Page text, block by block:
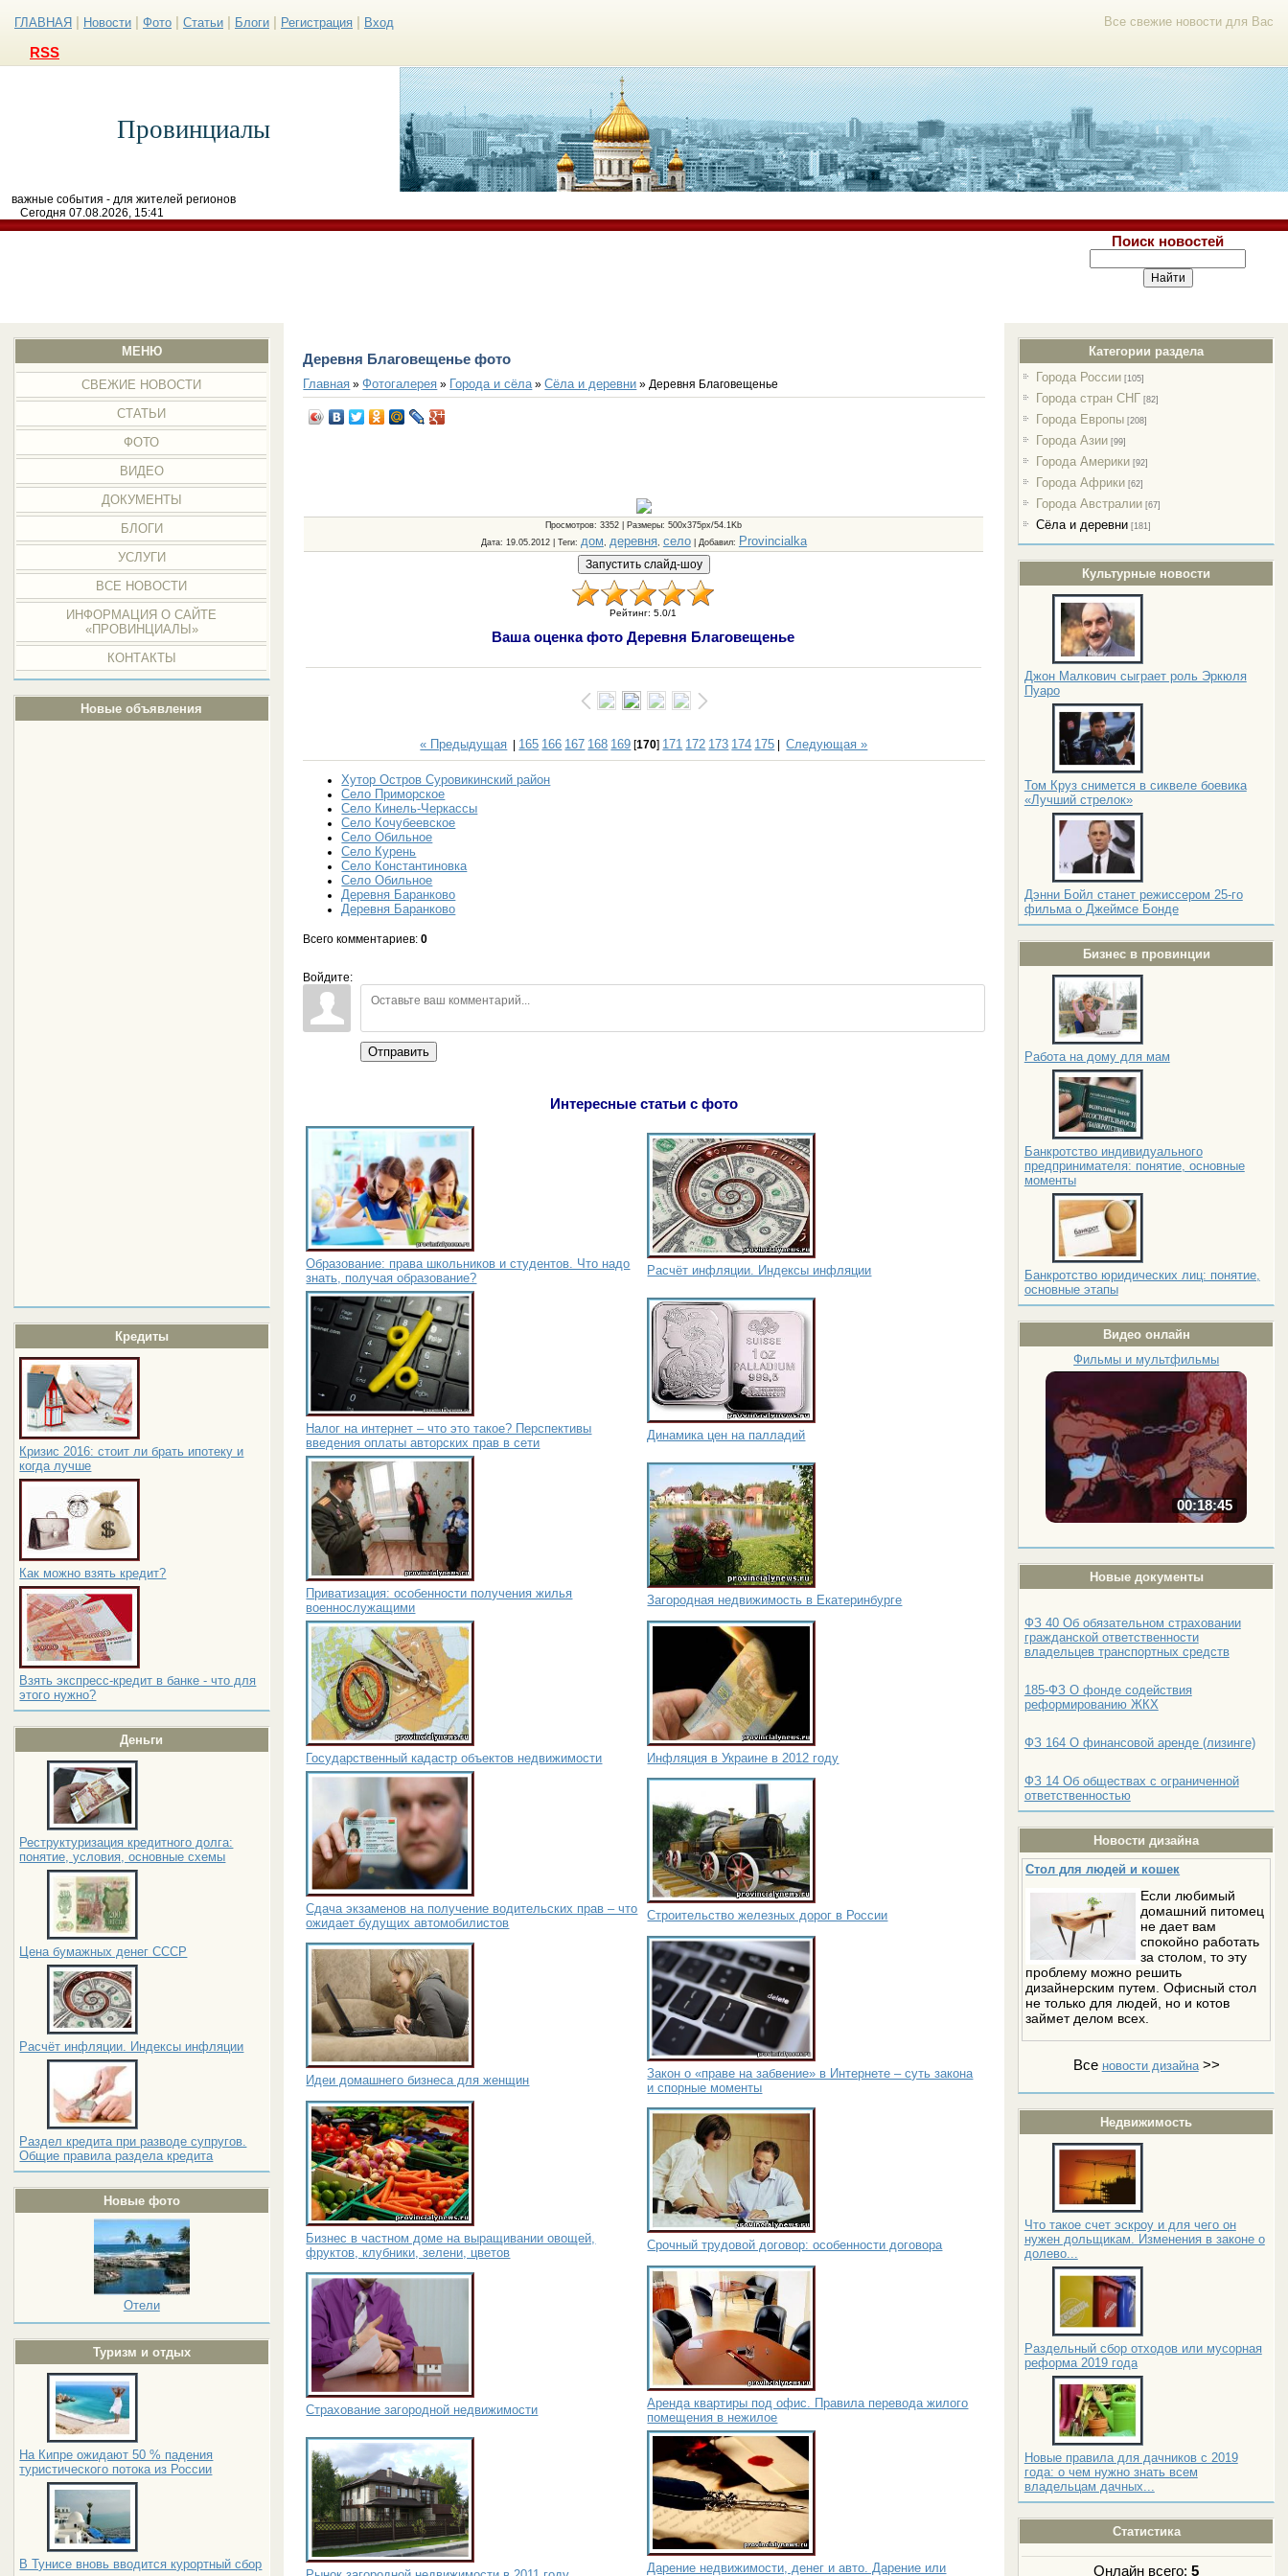
Все свежие новости для Вас
ГЛАВНАЯ Новости Фото Статьи Блоги Регистрация Вход
RSS
Провинциалы
важные события - для жителей регионов
Сегодня 07.08.2026, 15:41
Поиск новостей
МЕНЮ
СВЕЖИЕ НОВОСТИ
СТАТЬИ
ФОТО
ВИДЕО
ДОКУМЕНТЫ
БЛОГИ
УСЛУГИ
ВСЕ НОВОСТИ
ИНФОРМАЦИЯ О САЙТЕ
«ПРОВИНЦИАЛЫ»
КОНТАКТЫ
Новые объявления
Кредиты
Кризис 2016: стоит ли брать ипотеку и
когда лучше
Как можно взять кредит?
Взять экспресс-кредит в банке - что для
этого нужно?
Деньги
Реструктуризация кредитного долга:
понятие, условия, основные схемы
Цена бумажных денег СССР
Расчёт инфляции. Индексы инфляции
Раздел кредита при разводе супругов.
Общие правила раздела кредита
Новые фото
Отели
Туризм и отдых
На Кипре ожидают 50 % падения
туристического потока из России
В Тунисе вновь вводится курортный сбор
Категории раздела
Города России [105]
Города стран СНГ [82]
Города Европы [208]
Города Азии [99]
Города Америки [92]
Города Африки [62]
Города Австралии [67]
Сёла и деревни [181]
Культурные новости
Джон Малкович сыграет роль Эркюля
Пуаро
Том Круз снимется в сиквеле боевика
«Лучший стрелок»
Дэнни Бойл станет режиссером 25-го
фильма о Джеймсе Бонде
Бизнес в провинции
Работа на дому для мам
Банкротство индивидуального
предпринимателя: понятие, основные
моменты
Банкротство юридических лиц: понятие,
основные этапы
Видео онлайн
Фильмы и мультфильмы
00:18:45
Новые документы
ФЗ 40 Об обязательном страховании
гражданской ответственности
владельцев транспортных средств
185-ФЗ О фонде содействия
реформированию ЖКХ
ФЗ 164 О финансовой аренде (лизинге)
ФЗ 14 Об обществах с ограниченной
ответственностью
Новости дизайна
Стол для людей и кошек
Если любимый
домашний питомец
не дает вам
спокойно работать
за столом, то эту
проблему можно решить
дизайнерским путем. Офисный стол
не только для людей, но и котов
займет делом всех.
Все новости дизайна>>
Недвижимость
Что такое счет эскроу и для чего он
нужен дольщикам. Изменения в законе о
долево...
Раздельный сбор отходов или мусорная
реформа 2019 года
Новые правила для дачников с 2019
года: о чем нужно знать всем
владельцам дачных...
Статистика
Онлайн всего:5
Деревня Благовещенье фото
Главная »Фотогалерея » Города и сёла »Сёла и деревни » Деревня Благовещенье
Просмотров: 3352 | Размеры: 500x375px/54.1Kb
Дата: 19.05.2012 | Теги: дом деревня село| Добавил: Provincialka
Рейтинг:5.0/1
Ваша оценка фото Деревня Благовещенье
« Предыдущая | 165 166 167 168 169 [170] 171 172 173 174 175 |Следующая »
Хутор Остров Суровикинский район
Село Приморское
Село Кинель-Черкассы
Село Кочубеевское
Село Обильное
Село Курень
Село Константиновка
Село Обильное
Деревня Баранково
Деревня Баранково
Всего комментариев:0
Войдите:
Отправить
Интересные статьи с фото
Образование: права школьников и студентов. Что надо
знать, получая образование?
Расчёт инфляции. Индексы инфляции
Налог на интернет – что это такое? Перспективы
введения оплаты авторских прав в сети
Динамика цен на палладий
Приватизация: особенности получения жилья
военнослужащими
Загородная недвижимость в Екатеринбурге
Государственный кадастр объектов недвижимости Инфляция в Украине в 2012 году
Сдача экзаменов на получение водительских прав – что
ожидает будущих автомобилистов
Строительство железных дорог в России
Идеи домашнего бизнеса для женщин
Закон о «праве на забвение» в Интернете – суть закона
и спорные моменты
Бизнес в частном доме на выращивании овощей,
фруктов, клубники, зелени, цветов
Срочный трудовой договор: особенности договора
Страхование загородной недвижимости
Аренда квартиры под офис. Правила перевода жилого
помещения в нежилое
Дарение недвижимости, денег и авто. Дарение или